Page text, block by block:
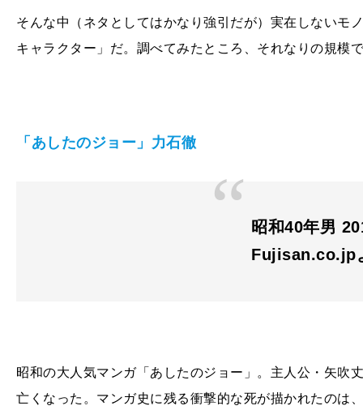
そんな中（ネタとしてはかなり強引だが）実在しないモ
キャラクター」だ。調べてみたところ、それなりの規模
「あしたのジョー」力石徹
昭和40年男
Fujisan.co.jp
昭和の大人気マンガ「あしたのジョー」。主人公・矢吹
亡くなった。マンガ史に残る衝撃的な死が描かれたのは